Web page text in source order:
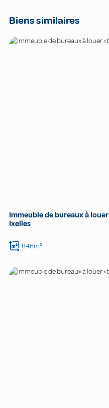
Biens similaires
Immeuble de bureaux à louer
Ixelles
846m²